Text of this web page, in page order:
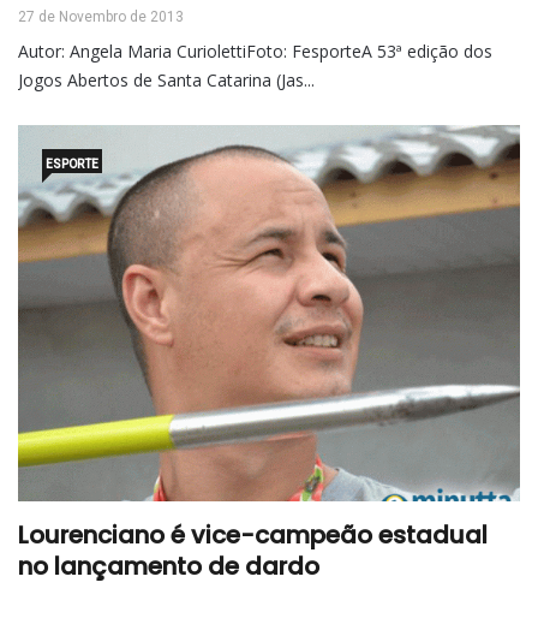
27 de Novembro de 2013
Autor: Angela Maria CuriolettiFoto: FesporteA 53ª edição dos
Jogos Abertos de Santa Catarina (Jas...
ESPORTE
Lourenciano é vice-campeão estadual
no lançamento de dardo